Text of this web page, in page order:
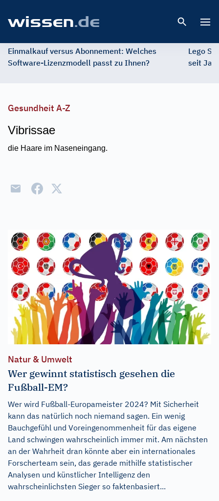
Einmalkauf versus Abonnement: Welches
Software-Lizenzmodell passt zu Ihnen?
Lego
seit
Gesundheit A-Z
Vibrissae
die Haare im Naseneingang.
Natur & Umwelt
Wer gewinnt statistisch gesehen die
Fußball-EM?
Wer wird Fußball-Europameister 2024? Mit Sicherheit
kann das natürlich noch niemand sagen. Ein wenig
Bauchgefühl und Voreingenommenheit für das eigene
Land schwingen wahrscheinlich immer mit. Am nächsten
an der Wahrheit dran könnte aber ein internationales
Forscherteam sein, das gerade mithilfe statistischer
Analysen und künstlicher Intelligenz den
wahrscheinlichsten Sieger so faktenbasiert...